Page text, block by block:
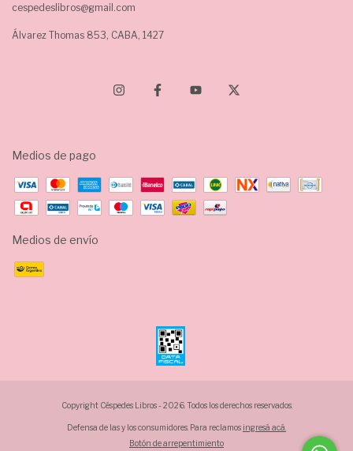
cespedeslibros@gmail.com
Álvarez Thomas 853, CABA, 1427
Medios de pago
Medios de envío
Copyright Céspedes Libros - 2026. Todos los derechos reservados.
Defensa de las y los consumidores. Para reclamos ingresá acá.
Botón de arrepentimiento